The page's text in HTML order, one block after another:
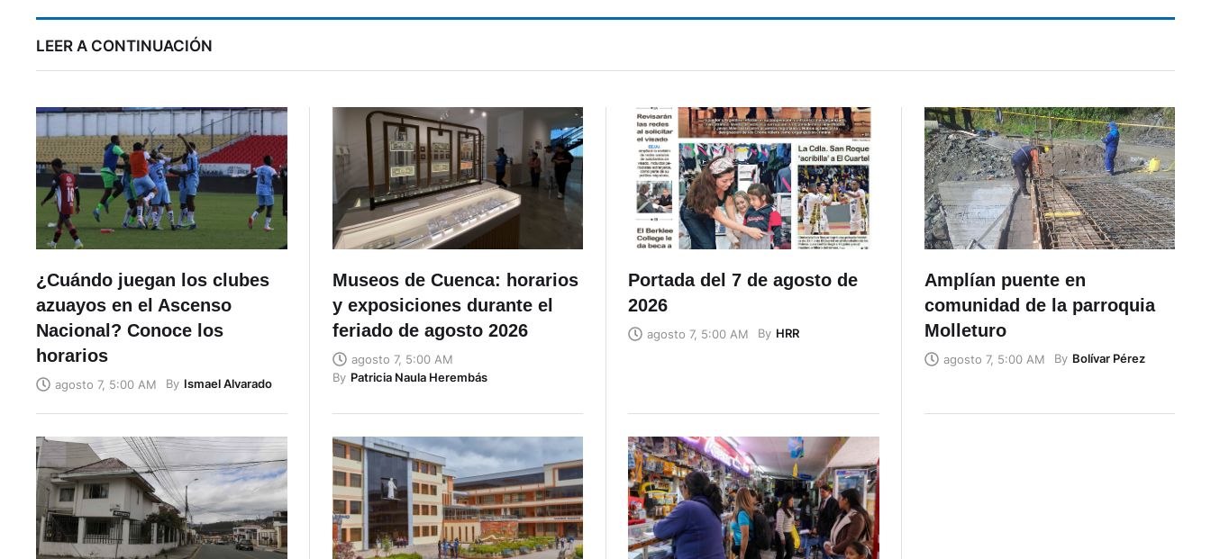
LEER A CONTINUACIÓN
¿Cuándo juegan los clubes
azuayos en el Ascenso
Nacional? Conoce los
horarios
agosto 7, 5:00 AM By Ismael Alvarado
Museos de Cuenca: horarios
y exposiciones durante el
feriado de agosto 2026
agosto 7, 5:00 AM
By Patricia Naula Herembás
Portada del 7 de agosto de
2026
agosto 7, 5:00 AM By HRR
Amplían puente en
comunidad de la parroquia
Molleturo
agosto 7, 5:00 AM By Bolívar Pérez